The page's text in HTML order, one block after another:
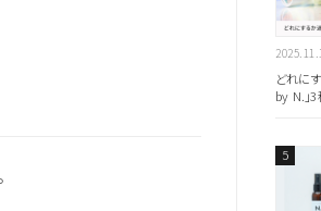
どれに
by N.」